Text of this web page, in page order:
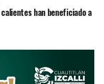
han beneficiado a